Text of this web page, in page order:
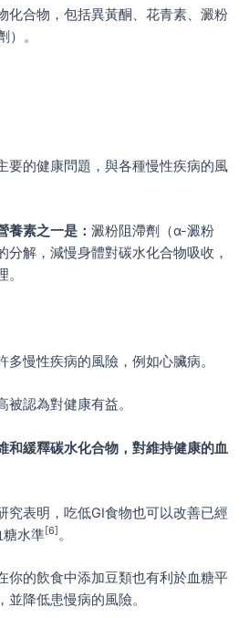
化合物，包括異黃酮、花青素、澱粉
。
要的健康問題，與各種慢性疾病的風
養素之一是： 澱粉阻滯劑（α-澱粉
分解，減慢身體對碳水化合物吸收，
慢性疾病的風險，例如心臟病。
認為對健康有益。
和緩釋碳水化合物，對維持健康的血
究表明，吃低GI食物也可以改善已經
糖水準[6] 。
你的飲食中添加豆類也有利於血糖平
降低患慢病的風險。